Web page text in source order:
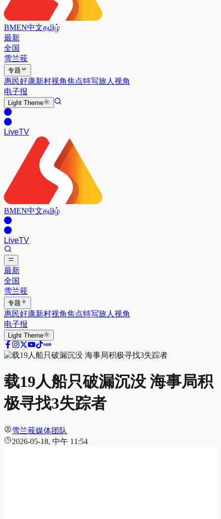
BMEN中文தமிழ்
最新
全国
雪兰莪
专题
惠民好康新村视角焦点特写旅人视角
电子报
Light Theme
LiveTV
BMEN中文தமிழ்
LiveTV
最新
全国
雪兰莪
专题
惠民好康新村视角焦点特写旅人视角
电子报
Light Theme
载19人船只破漏沉没 海事局积
极寻找3失踪者
雪兰莪媒体团队
2026-05-18, 中午 11:54